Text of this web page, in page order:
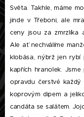
Světa. Takhle, máme
jinde v Třeboni, ale
ceny jsou za zmrzlíka
Ale ať nechválíme
klobása, nýbrž jen rybí
kapřích hranolek.
opravdu čerstvé
koprovým dipem a
candáta se salátem.